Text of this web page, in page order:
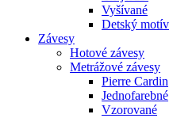
Vyšívané
Detský motív
Závesy
Hotové závesy
Metrážové závesy
Pierre Cardin
Jednofarebné
Vzorované